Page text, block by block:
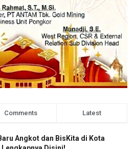
Comments Latest
Angkot dan BisKita di Kota